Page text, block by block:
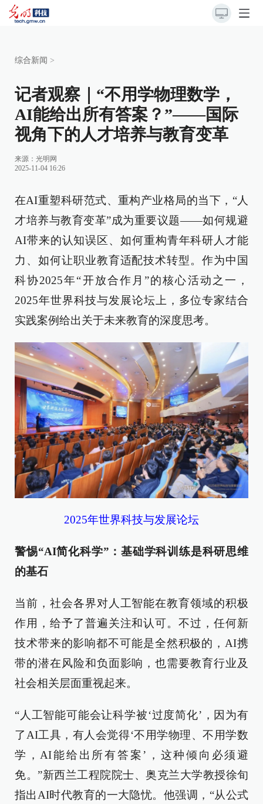
综合新闻 >
记者观察｜“不用学物理数学，
AI能给出所有答案？”——国际
视角下的人才培养与教育变革
来源： 光明网
2025-11-04 16:26
在AI重塑科研范式、重构产业格局的当下，“人
才培养与教育变革”成为重要议题——如何规避
AI带来的认知误区、如何重构青年科研人才能
力、如何让职业教育适配技术转型。作为中国
科协2025年“开放合作月”的核心活动之一，
2025年世界科技与发展论坛上，多位专家结合
实践案例给出关于未来教育的深度思考。
2025年世界科技与发展论坛
警惕“AI简化科学”：基础学科训练是科研思维
的基石
当前，社会各界对人工智能在教育领域的积极
作用，给予了普遍关注和认可。不过，任何新
技术带来的影响都不可能是全然积极的，AI携
带的潜在风险和负面影响，也需要教育行业及
社会相关层面重视起来。
“人工智能可能会让科学被‘过度简化’，因为有
了AI工具，有人会觉得‘不用学物理、不用学数
学，AI能给出所有答案’，这种倾向必须避
免。”新西兰工程院院士、奥克兰大学教授徐旬
指出AI时代教育的一大隐忧。他强调，“从公式